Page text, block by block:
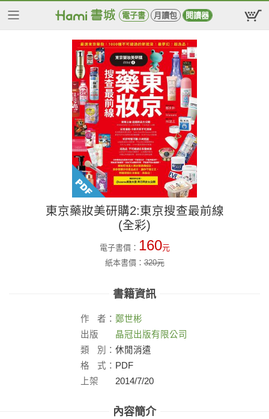
電子書 月讀包 閱讀器
東京藥妝美研購2:東京搜查最前線
(全彩)
電子書價： 160元
紙本書價：320元
書籍資訊
作 者： 鄭世彬
出版
社：
晶冠出版有限公司
類
別： 休閒消遣
格
式： PDF
上架
2014/7/20
內容簡介